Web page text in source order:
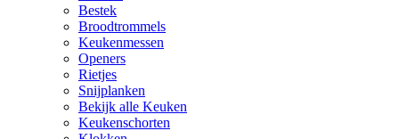
Bestek
Broodtrommels
Keukenmessen
Openers
Rietjes
Snijplanken
Bekijk alle Keuken
Keukenschorten